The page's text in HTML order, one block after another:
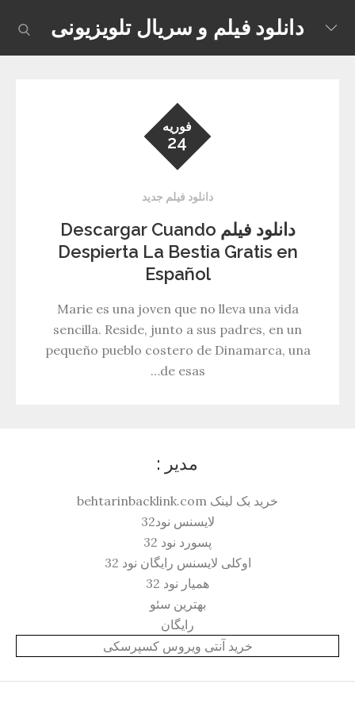
content
دانلود فیلم و سریال تلویزیونی
فوریه
24
دانلود فیلم جدید
دانلود فیلم Descargar Cuando
Despierta La Bestia Gratis en
Español
Marie es una joven que no lleva una vida
sencilla. Reside, junto a sus padres, en un
pequeño pueblo costero de Dinamarca, una
de esas…
مدیر :
خرید بک لینک behtarinbacklink.com
لایسنس نود32
پسورد نود 32
اوکلی لایسنس رایگان نود 32
همیار نود 32
بهترین سئو
رایگان
خرید آنتی ویروس کسپرسکی